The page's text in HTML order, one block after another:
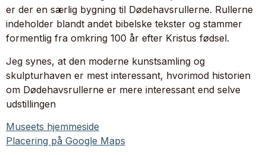
er der en særlig bygning til Dødehavsrullerne. Rullerne
indeholder blandt andet bibelske tekster og stammer
formentlig fra omkring 100 år efter Kristus fødsel.
Jeg synes, at den moderne kunstsamling og
skulpturhaven er mest interessant, hvorimod historien
om Dødehavsrullerne er mere interessant end selve
udstillingen
Museets hjemmeside
Placering på Google Maps